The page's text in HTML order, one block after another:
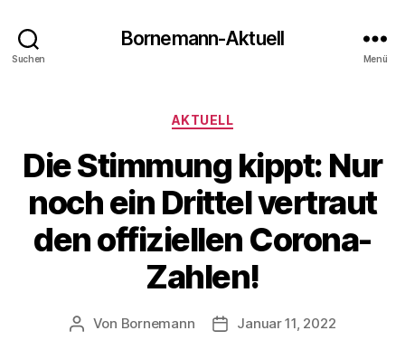
Suchen
Bornemann-Aktuell
Menü
Kategorien
AKTUELL
Die Stimmung kippt: Nur
noch ein Drittel vertraut
den offiziellen Corona-
Zahlen!
Beitragsautor
Von Bornemann Veröffentlichungsdatum
Januar 11, 2022